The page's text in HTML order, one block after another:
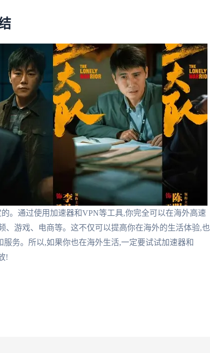
。通过使用加速器和VPN等工具,你完全可以在海外高速
、游戏、电商等。这不仅可以提高你在海外的生活体验,也
务。所以,如果你也在海外生活,一定要试试加速器和
!